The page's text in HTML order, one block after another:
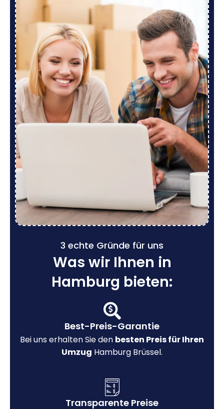
3 echte Gründe für uns
Was wir Ihnen in
Hamburg bieten:
Best-Preis-Garantie
Bei uns erhalten Sie den besten Preis für Ihren
Umzug Hamburg Brüssel.
Transparente Preise